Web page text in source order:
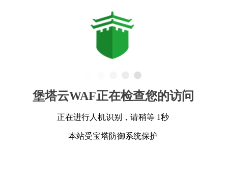
堡塔云WAF正在检查您的访问
正在进行人机识别，请稍等 1秒
本站受宝塔防御系统保护